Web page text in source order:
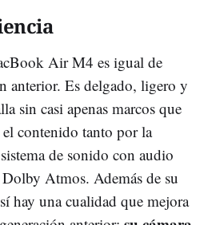
Air M4 es igual de
anterior. Es delgado, ligero y
sin casi apenas marcos que
contenido tanto por la
de sonido con audio
Atmos. Además de su
hay una cualidad que mejora